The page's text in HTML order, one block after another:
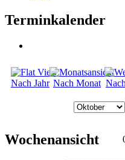
Terminkalender
Nach Jahr Nach Monat
Wochenansicht